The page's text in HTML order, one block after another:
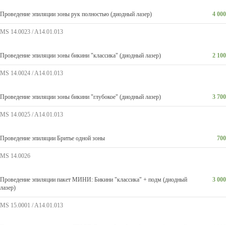
Проведение эпиляции зоны рук полностью (диодный лазер) 4 000
MS 14.0023 / A14.01.013
Проведение эпиляции зоны бикини "классика" (диодный лазер) 2 100
MS 14.0024 / A14.01.013
Проведение эпиляции зоны бикини "глубокое" (диодный лазер) 3 700
MS 14.0025 / A14.01.013
Проведение эпиляции Бритье одной зоны 700
MS 14.0026
Проведение эпиляции пакет МИНИ: Бикини "классика" + подм (диодный
лазер)
3 000
MS 15.0001 / A14.01.013